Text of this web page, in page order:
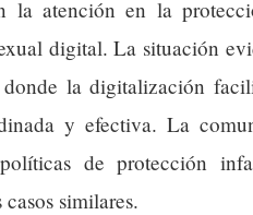
la atención en la
digital. La situación
donde la digitalización
y efectiva. La
de protección
similares.